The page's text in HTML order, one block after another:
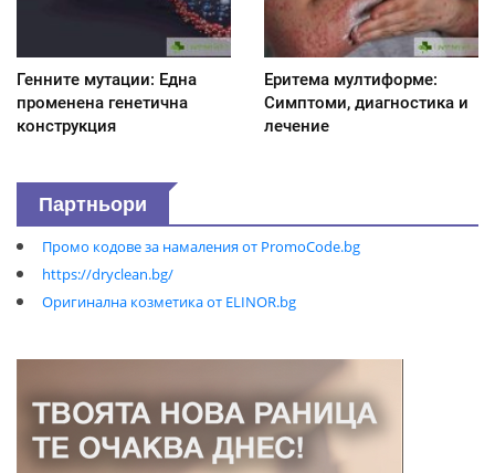
Генните мутации: Една
променена генетична
конструкция
Еритема мултиформе:
Симптоми, диагностика и
лечение
Партньори
Промо кодове за намаления от PromoCode.bg
https://dryclean.bg/
Оригинална козметика от ELINOR.bg